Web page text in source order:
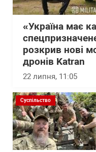
«Україна має
розкрив нові
дронів Katran
22 липня, 11:05
Суспільство